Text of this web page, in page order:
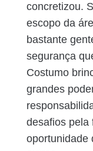
concretizou.
escopo da
bastante
segurança
Costumo
grandes
desafios pela
oportunidade